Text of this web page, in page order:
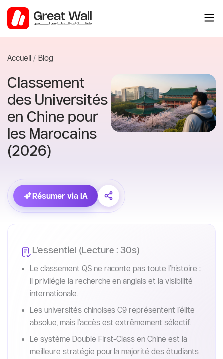
contenu
Accueil Blog
Classement
des Universités
en Chine pour
les Marocains
(2026)
Résumer via IA
L'essentiel (Lecture : 30s)
Le classement QS ne raconte pas toute l’histoire :
il privilégie la recherche en anglais et la visibilité
internationale.
Les universités chinoises C9 représentent l’élite
absolue, mais l’accès est extrêmement sélectif.
Le système Double First-Class en Chine est la
meilleure stratégie pour la majorité des étudiants